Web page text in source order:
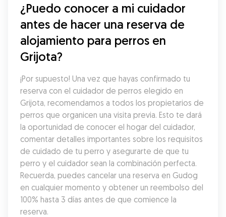
¿Puedo conocer a mi cuidador
antes de hacer una reserva de
alojamiento para perros en
Grijota?
¡Por supuesto! Una vez que hayas confirmado tu
reserva con el cuidador de perros elegido en
Grijota, recomendamos a todos los propietarios de
perros que organicen una visita previa. Esto te dará
la oportunidad de conocer el hogar del cuidador,
comentar detalles importantes sobre los requisitos
de cuidado de tu perro y asegurarte de que tu
perro y el cuidador sean la combinación perfecta.
Recuerda, puedes cancelar una reserva en Gudog
en cualquier momento y obtener un reembolso del
100% hasta 3 días antes de que comience la
reserva.